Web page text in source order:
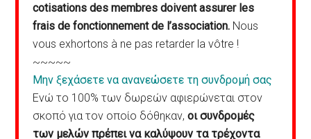
cotisations des membres doivent assurer les
frais de fonctionnement de l’association. Nous
vous exhortons à ne pas retarder la vôtre !
~~~~~
Μην ξεχάσετε να ανανεώσετε τη συνδρομή σας
Ενώ το 100% των δωρεών αφιερώνεται στον
σκοπό για τον οποίο δόθηκαν,οι συνδρομές
των μελών πρέπει να καλύψουν τα τρέχοντα